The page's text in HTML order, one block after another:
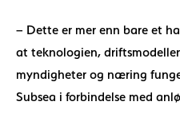
– Dette er mer enn bare et
at teknologien,
myndigheter og næring
Subsea i forbindelse med